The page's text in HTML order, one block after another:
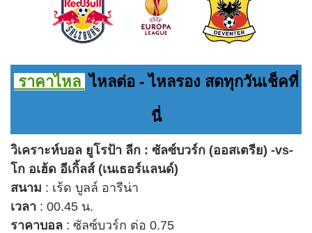
ราคาไหล ไหลต่อ - ไหลรอง สดทุกวันเช็คที่
นี่
วิเคราะห์บอล ยูโรป้า ลีก : ซัลซ์บวร์ก (ออสเตรีย) -vs-
โก อเฮ้ด อีเกิ้ลส์ (เนเธอร์แลนด์)
สนาม : เร้ด บูลล์ อารีน่า
เวลา : 00.45 น.
ราคาบอล : ซัลซ์บวร์ก ต่อ 0.75